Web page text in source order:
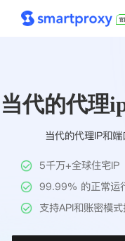
套餐购买
解决方案
工具
帮助中心
当代的代理
当代的代理IP和
5千万+全球住宅IP
99.99% 的正常运
支持API和账密模